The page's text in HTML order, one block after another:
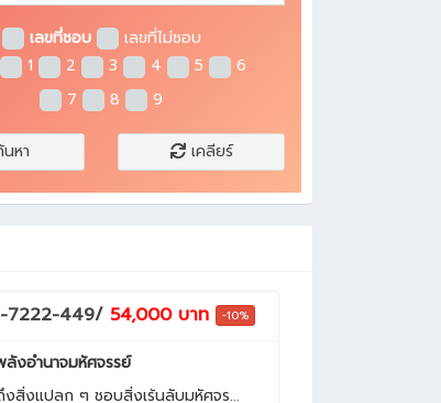
เลขที่ชอบ
เลขที่ไม่ชอบ
1 2 3 4 5
6
7
8 9
หา เคลียร์
7222-449/ 54,000 บาท -10%
งอำนาจมหัศจรรย์
งสิ่งแปลก ๆ ชอบสิ่งเร้นลับมหัศจร...